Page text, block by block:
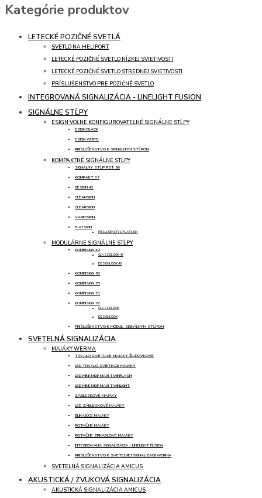
Kategórie produktov
LETECKÉ POZIČNÉ SVETLÁ
SVETLO NA HELIPORT
LETECKÉ POZIČNÉ SVETLO NÍZKEJ SVIETIVOSTI
LETECKÉ POZIČNÉ SVETLO STREDNEJ SVIETIVOSTI
PRÍSLUŠENSTVO PRE POZIČNÉ SVETLO
INTEGROVANÁ SIGNALIZÁCIA - LINELIGHT FUSION
SIGNÁLNE STĹPY
ESIGN VOĽNE KONFIGUROVATEĽNÉ SIGNÁLNE STĹPY
ESIGN BLACK
ESIGN WHITE
PRÍSLUŠENSTVO K SIGNÁLNYM STĹPOM
KOMPAKTNÉ SIGNÁLNE STĹPY
SIGNÁLNY STĹP RST 56
KOMPAKT 37
DESIGN 42
CLEANSIGN
CLEARSIGN
VARIOSIGN
FLATSIGN
PRÍSLUŠENSTVO FLATSIGN
MODULÁRNE SIGNÁLNE STĹPY
KOMBISIGN 40
CLASSICLOOK 40
DESIGNLOOK 40
KOMBISIGN 50
KOMBISIGN 70
KOMBISIGN 71
KOMBISIGN 72
CLASSICLOOK
DESIGNLOOK
PRÍSLUŠENSTVO K MODUL. SIGNÁLNYM STĹPOM
SVETELNÁ SIGNALIZÁCIA
MAJÁKY WERMA
TRVALO SVIETIACE MAJÁKY ŽIAROVKOVÉ
LED TRVALO SVIETIACE MAJÁKY
LED MINI/ MIDI/ MAXI TWINFLASH
LED MINI/ MIDI/ MAXI TWINLIGHT
ZÁBLESKOVÉ MAJÁKY
LED ZÁBLESKOVÉ MAJÁKY
BLIKAJÚCE MAJÁKY
ROTAČNÉ MAJÁKY
ROTAČNÉ ZRKADLOVÉ MAJÁKY
INTEGROVANÁ SIGNALIZÁCIA - LINELIGHT FUSION
PRÍSLUŠENSTVO K SVETELNEJ SIGNALIZÁCII WERMA
SVETELNÁ SIGNALIZÁCIA AMICUS
AKUSTICKÁ / ZVUKOVÁ SIGNALIZÁCIA
AKUSTICKÁ SIGNALIZÁCIA AMICUS